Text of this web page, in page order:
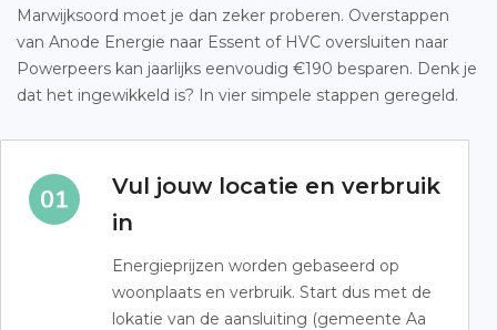
Marwijksoord moet je dan zeker proberen. Overstappen
van Anode Energie naar Essent of HVC oversluiten naar
Powerpeers kan jaarlijks eenvoudig €190 besparen. Denk je
dat het ingewikkeld is? In vier simpele stappen geregeld.
Vul jouw locatie en verbruik
in
Energieprijzen worden gebaseerd op
woonplaats en verbruik. Start dus met de
lokatie van de aansluiting (gemeente Aa